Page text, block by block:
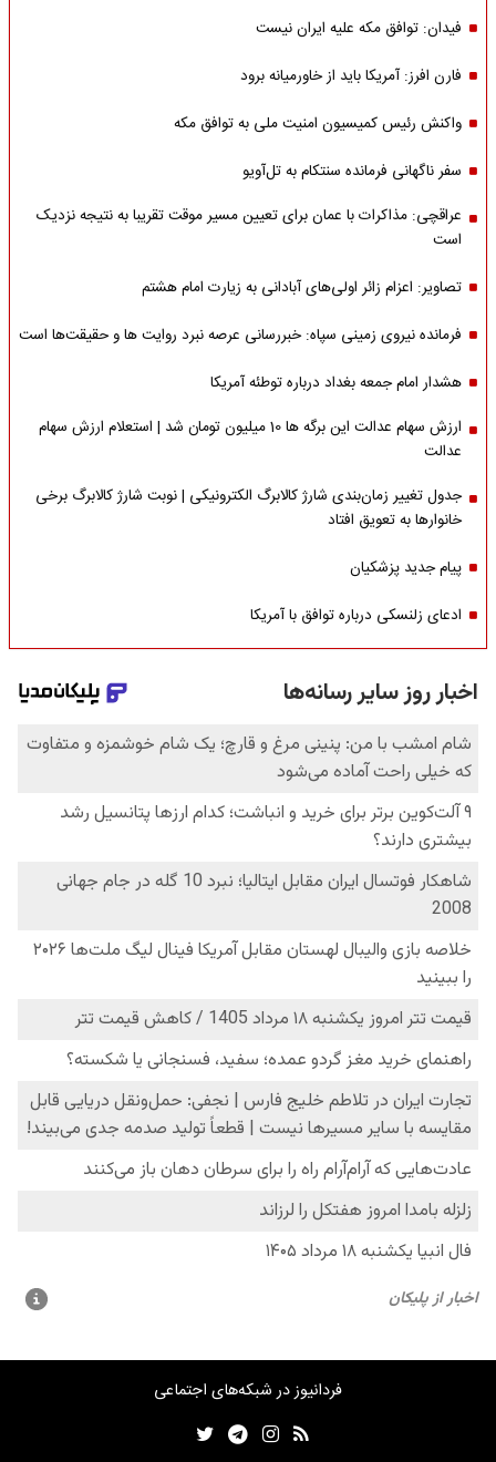
فیدان: توافق مکه علیه ایران نیست
فارن افرز: آمریکا باید از خاورمیانه برود
واکنش رئیس کمیسیون امنیت ملی به توافق مکه
سفر ناگهانی فرمانده سنتکام به تل‌آویو
عراقچی: مذاکرات با عمان برای تعیین مسیر موقت تقریبا به نتیجه نزدیک
است
تصاویر: اعزام زائر اولی‌های آبادانی به زیارت امام هشتم
فرمانده نیروی زمینی سپاه: خبررسانی عرصه نبرد روایت ها و حقیقت‌ها است
هشدار امام جمعه بغداد درباره توطئه آمریکا
ارزش سهام عدالت این برگه ها 10 میلیون تومان شد | استعلام ارزش سهام
عدالت
جدول تغییر زمان‌بندی شارژ کالابرگ الکترونیکی | نوبت شارژ کالابرگ برخی
خانوارها به تعویق افتاد
پیام جدید پزشکیان
ادعای زلنسکی درباره توافق با آمریکا
فردانیوز در شبکه‌های اجتماعی